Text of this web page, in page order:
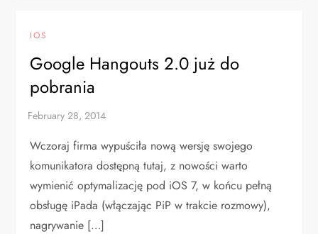
IOS
Google Hangouts 2.0 już do
pobrania
Wczoraj firma wypuściła nową wersję swojego
komunikatora dostępną tutaj, z nowości warto
wymienić optymalizację pod iOS 7, w końcu pełną
obsługę iPada (włączając PiP w trakcie rozmowy),
nagrywanie […]